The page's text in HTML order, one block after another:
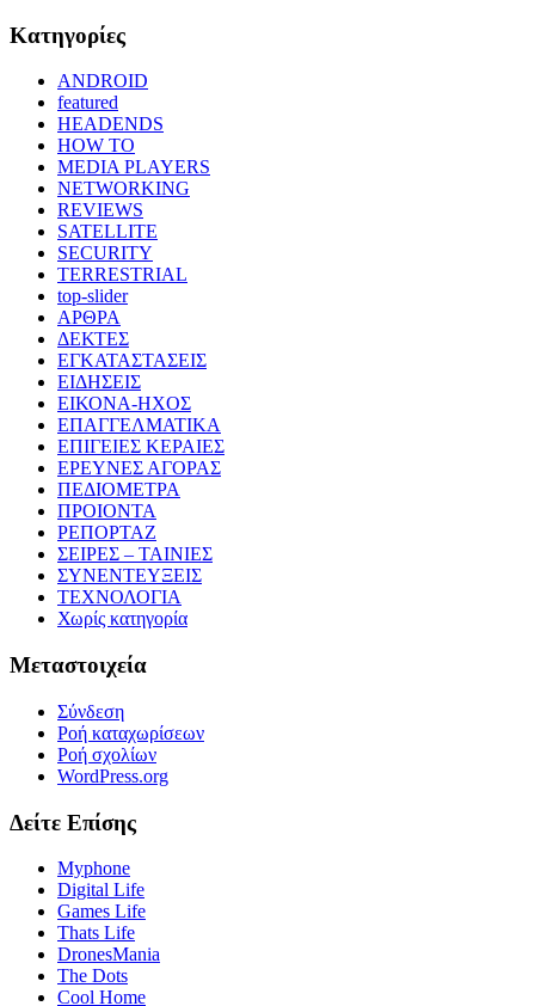
Kατηγορίες
ANDROID
featured
HEADENDS
HOW TO
MEDIA PLAYERS
NETWORKING
REVIEWS
SATELLITE
SECURITY
TERRESTRIAL
top-slider
ΑΡΘΡΑ
ΔΕΚΤΕΣ
ΕΓΚΑΤΑΣΤΑΣΕΙΣ
ΕΙΔΗΣΕΙΣ
ΕΙΚΟΝΑ-ΗΧΟΣ
ΕΠΑΓΓΕΛΜΑΤΙΚΑ
ΕΠΙΓΕΙΕΣ ΚΕΡΑΙΕΣ
ΕΡΕΥΝΕΣ ΑΓΟΡΑΣ
ΠΕΔΙΟΜΕΤΡΑ
ΠΡΟΙΟΝΤΑ
ΡΕΠΟΡΤΑΖ
ΣΕΙΡΕΣ – ΤΑΙΝΙΕΣ
ΣΥΝΕΝΤΕΥΞΕΙΣ
ΤΕΧΝΟΛΟΓΙΑ
Χωρίς κατηγορία
Μεταστοιχεία
Σύνδεση
Ροή καταχωρίσεων
Ροή σχολίων
WordPress.org
Δείτε Επίσης
Myphone
Digital Life
Games Life
Thats Life
DronesMania
The Dots
Cool Home